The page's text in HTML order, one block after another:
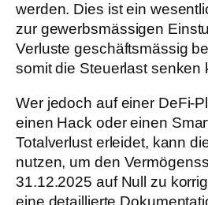
werden. Dies ist ein
zur gewerbsmässigen
Verluste geschäftsmässig
somit die Steuerlast senken
Wer jedoch auf einer DeFi-
einen Hack oder einen
Totalverlust erleidet, kann
nutzen, um den
31.12.2025 auf Null zu
eine detaillierte